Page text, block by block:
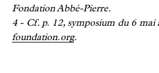
Fondation Abbé-Pierre.
4 - Cf. p. 12, symposium du 6 mai
foundation.org.